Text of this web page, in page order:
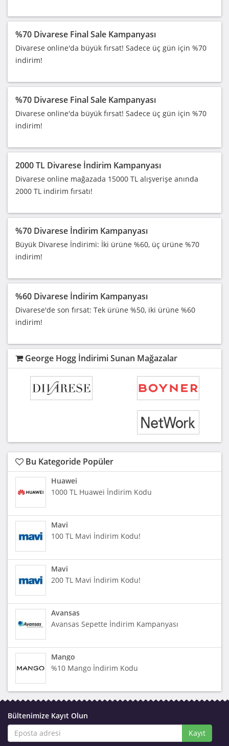
%70 Divarese Final Sale Kampanyası
Divarese online'da büyük fırsat! Sadece üç gün için %70
indirim!
%70 Divarese Final Sale Kampanyası
Divarese online'da büyük fırsat! Sadece üç gün için %70
indirim!
2000 TL Divarese İndirim Kampanyası
Divarese online mağazada 15000 TL alışverişe anında
2000 TL indirim fırsatı!
%70 Divarese İndirim Kampanyası
Büyük Divarese İndirimi: İki ürüne %60, üç ürüne %70
indirim!
%60 Divarese İndirim Kampanyası
Divarese'de son fırsat: Tek ürüne %50, iki ürüne %60
indirim!
George Hogg İndirimi Sunan Mağazalar
Bu Kategoride Popüler
Huawei
1000 TL Huawei İndirim Kodu
Mavi
100 TL Mavi İndirim Kodu!
Mavi
200 TL Mavi İndirim Kodu!
Avansas
Avansas Sepette İndirim Kampanyası
Mango
%10 Mango İndirim Kodu
Bültenimize Kayıt Olun
Kayıt